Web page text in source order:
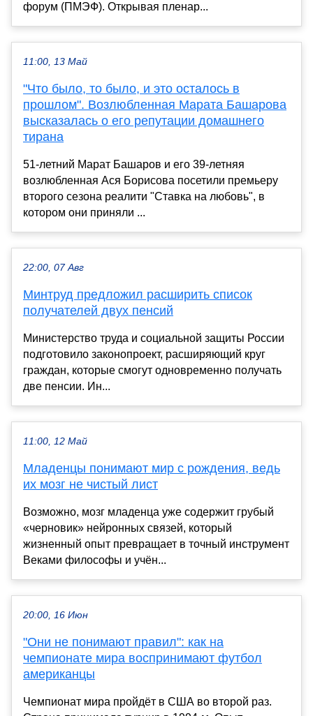
форум (ПМЭФ). Открывая пленар...
11:00, 13 Май
"Что было, то было, и это осталось в
прошлом". Возлюбленная Марата Башарова
высказалась о его репутации домашнего
тирана
51-летний Марат Башаров и его 39-летняя
возлюбленная Ася Борисова посетили премьеру
второго сезона реалити "Ставка на любовь", в
котором они приняли ...
22:00, 07 Авг
Минтруд предложил расширить список
получателей двух пенсий
Министерство труда и социальной защиты России
подготовило законопроект, расширяющий круг
граждан, которые смогут одновременно получать
две пенсии. Ин...
11:00, 12 Май
Младенцы понимают мир с рождения, ведь
их мозг не чистый лист
Возможно, мозг младенца уже содержит грубый
«черновик» нейронных связей, который
жизненный опыт превращает в точный инструмент
Веками философы и учён...
20:00, 16 Июн
"Они не понимают правил": как на
чемпионате мира воспринимают футбол
американцы
Чемпионат мира пройдёт в США во второй раз.